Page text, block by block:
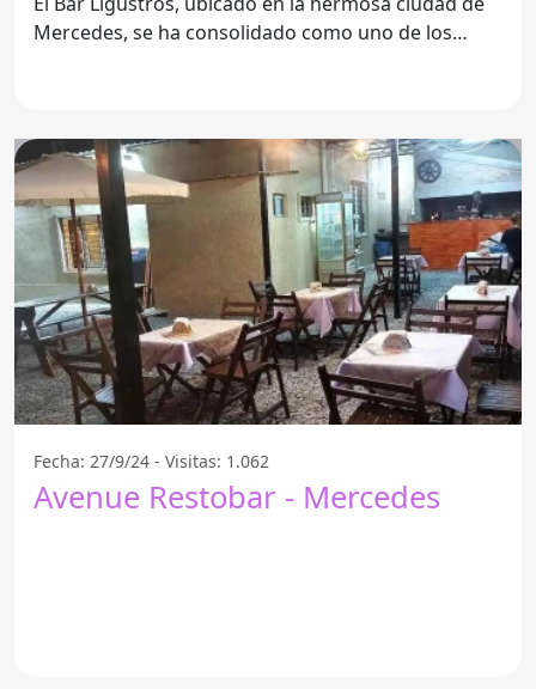
Mercedes, se ha consolidado como uno de los
Fecha: 27/9/24 - Visitas: 1.062
Avenue Restobar - Mercedes